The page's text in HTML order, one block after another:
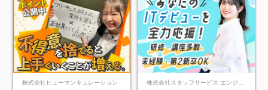
株式会社ヒューマンキュレーション 株式会社スタッフサービス エンジニアリング事業本部